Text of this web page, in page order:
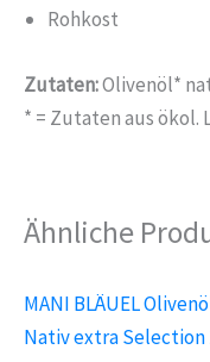
Rohkost
Zutaten:Olivenöl*
* = Zutaten aus ökol.
Ähnliche
MANI BLÄUEL
Nativ extra Selection